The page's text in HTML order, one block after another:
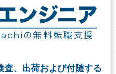
査、出荷および付随する